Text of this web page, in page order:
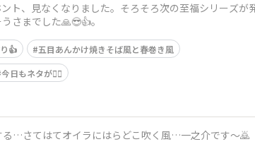
ト、見なくなりました。そろそろ次の至福シリーズが
さまでした🙏😎👍。
👍
五目あんかけ焼きそば風と春巻き風
今日もネタが😮‍💨
…さてはてオイラにはらどこ吹く風…一之介です〜🙇